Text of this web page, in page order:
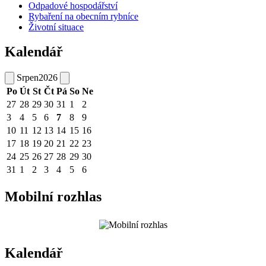
Odpadové hospodářství
Rybaření na obecním rybníce
Životní situace
Kalendář
Srpen2026
Po Út St Čt Pá So Ne
27 28 29 30 31 1
2
3
4 5 6 7 8
9
10 11 12 13 14 15 16
17 18 19 20 21 22 23
24 25 26 27 28 29 30
31 1 2 3 4 5 6
Mobilní rozhlas
Kalendář